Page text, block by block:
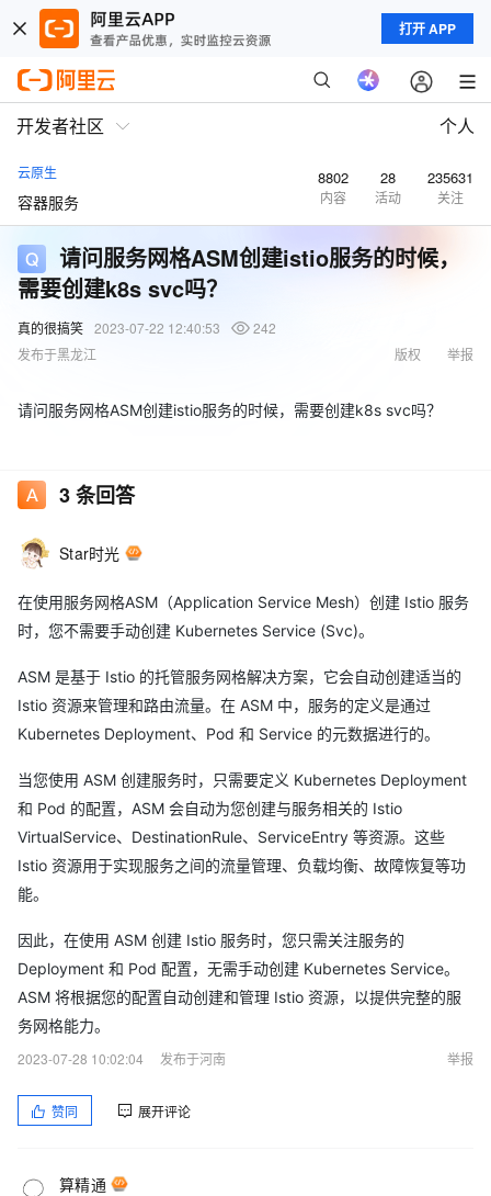
打开 APP
开发者社区 个人
云原生
容器服务
8802
内容
28
活动
235631
关注
请问服务网格ASM创建istio服务的时候，
需要创建k8s svc吗？
真的很搞笑 2023-07-22 12:40:53
242
发布于黑龙江
举报
版权
请问服务网格ASM创建istio服务的时候，需要创建k8s svc吗？
3条回答
Star时光
在使用服务网格ASM（Application Service Mesh）创建 Istio 服务
时，您不需要手动创建 Kubernetes Service (Svc)。
ASM 是基于 Istio 的托管服务网格解决方案，它会自动创建适当的
Istio 资源来管理和路由流量。在 ASM 中，服务的定义是通过
Kubernetes Deployment、Pod 和 Service 的元数据进行的。
当您使用 ASM 创建服务时，只需要定义 Kubernetes Deployment
和 Pod 的配置，ASM 会自动为您创建与服务相关的 Istio
VirtualService、DestinationRule、ServiceEntry 等资源。这些
Istio 资源用于实现服务之间的流量管理、负载均衡、故障恢复等功
能。
因此，在使用 ASM 创建 Istio 服务时，您只需关注服务的
Deployment 和 Pod 配置，无需手动创建 Kubernetes Service。
ASM 将根据您的配置自动创建和管理 Istio 资源，以提供完整的服
务网格能力。
2023-07-28 10:02:04
发布于河南 举报
赞同 展开评论
算精通